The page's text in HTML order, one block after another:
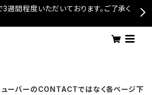
週間程度いただいております。ご了承く
ューバーのCONTACTではなく各ページ下